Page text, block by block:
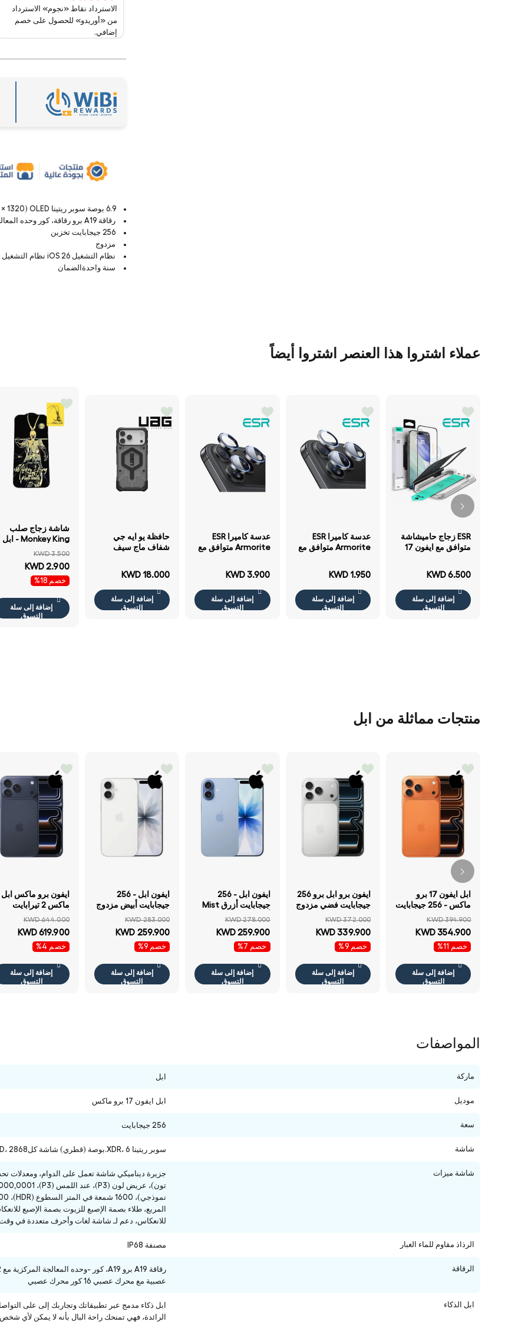
الاسترداد نقاط «نجوم» الاسترداد
من «أوريدو» للحصول على خصم
إضافي.
6.9 بوصة سوبر ريتينا XDR (2868 × 1320) OLED شاشة OLED مقاس 6.9 بوصة
رقاقة A19 برو رقاقة، كور وحده المعالجة المركزية مع كور وحدة معالجة الرسومات
256 جيجابايت تخزين
مزدوج
نظام التشغيل iOS 26 نظام التشغيل
سنة واحدةالضمان
عملاء اشتروا هذا العنصر اشتروا أيضاً
ESR زجاج حاميشاشة
متوافق مع ايفون 17
KWD 6.500
إضافة إلى سلة
التسوق
عدسة كاميرا ESR
Armorite متوافق مع
ماكس 14 برو 14 برو
ماكس شفاف
KWD 1.950
إضافة إلى سلة
التسوق
عدسة كاميرا ESR
Armorite متوافق مع
ماكس 14 برو 14 برو
ماكس أسود
KWD 3.900
إضافة إلى سلة
التسوق
حافظة يو ايه جي
شفاف ماج سيف
KWD 18.000
إضافة إلى سلة
التسوق
شاشة زجاج صلب
Monkey King - ابل
ايفون برو ماكسKWD 3.500
KWD 2.900
خصم 18%
إضافة إلى سلة
التسوق
منتجات مماثلة من ابل
ابل ايفون 17 برو
ماكس - 256 جيجابايت
KWD 394.900
KWD 354.900
خصم 11%
إضافة إلى سلة
التسوق
ايفون برو ابل برو 256
جيجابايت فضي مزدوج
KWD 372.000
KWD 339.900
خصم 9%
إضافة إلى سلة
التسوق
ايفون ابل - 256
جيجابايت أزرق Mist
KWD 278.000
KWD 259.900
خصم 7%
إضافة إلى سلة
التسوق
ايفون ابل - 256
جيجابايت أبيض مزدوج
KWD 283.000
KWD 259.900
خصم 9%
إضافة إلى سلة
التسوق
ايفون برو ماكس ابل
ماكس 2 تيرابايت
الشرق الأوسط
KWD 644.000
KWD 619.900
خصم 4%
إضافة إلى سلة
التسوق
المواصفات
ماركة ابل
موديل ابل ايفون 17 برو ماكس
سعة 256 جيجابايت
شاشة سوبر ريتينا XDR، 6.بوصة (قطري) شاشة كلOLED، 2868 في
شاشة ميزات
للانعكاس، دعم لـ شاشة لغات وأحرف متعددة في
الرذاذ مقاوم للماء الغبار مصنفة IP68
الرقاقة
عصبية مع محرك عصبي 16 كور محرك عصبي
ابل الذكاء
ابل ذكاء مدمج عبر تطبيقاتك وتجاربك إلى على
الرائدة، فهي تمنحك راحة البال بأنه لا يمكن لأي